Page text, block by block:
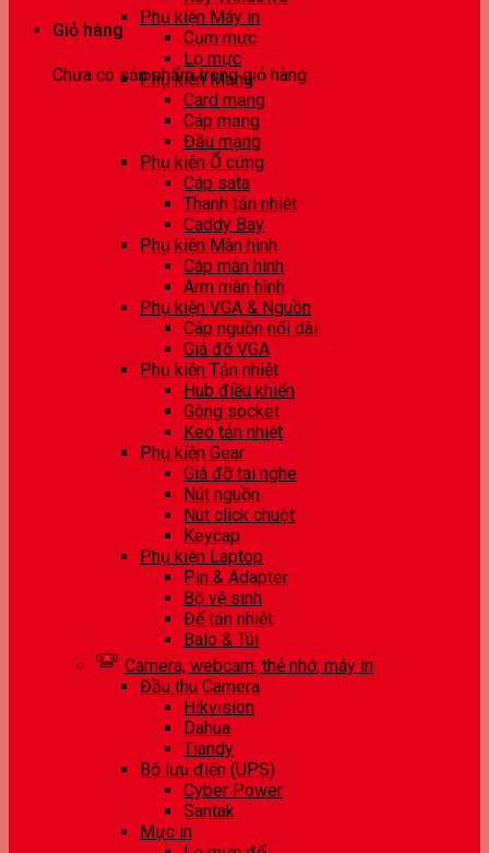
Giỏ hàng
Chưa có sản phẩm trong giỏ hàng.
Phụ kiện Máy in
Cụm mực
Lọ mực
Phụ kiện Mạng
Card mạng
Cáp mạng
Đầu mạng
Phụ kiện Ổ cứng
Cáp sata
Thanh tản nhiệt
Caddy Bay
Phụ kiện Màn hình
Cáp màn hình
Arm màn hình
Phụ kiện VGA & Nguồn
Cáp nguồn nối dài
Giá đỡ VGA
Phụ kiện Tản nhiệt
Hub điều khiển
Gông socket
Keo tản nhiệt
Phụ kiện Gear
Giá đỡ tai nghe
Nút nguồn
Nút click chuột
Keycap
Phụ kiện Laptop
Pin & Adapter
Bộ vệ sinh
Đế tản nhiệt
Balo & Túi
Camera, webcam, thẻ nhớ, máy in
Đầu thu Camera
Hikvision
Dahua
Tiandy
Bộ lưu điện (UPS)
Cyber Power
Santak
Mực in